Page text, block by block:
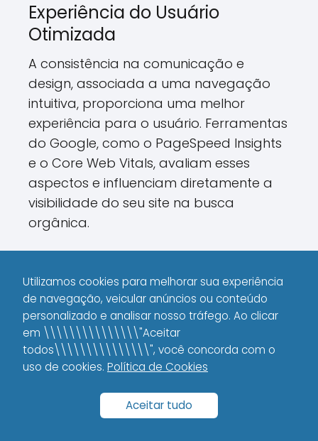
Experiência do Usuário
Otimizada
A consistência na comunicação e
design, associada a uma navegação
intuitiva, proporciona uma melhor
experiência para o usuário. Ferramentas
do Google, como o PageSpeed Insights
e o Core Web Vitals, avaliam esses
aspectos e influenciam diretamente a
visibilidade do seu site na busca
orgânica.
Estratégias para
Potencializar a Compra
do Produto com
Identidade Digital
orgânico e a reputação online, uma
forte Identidade Digital pode ser um
Utilizamos cookies para melhorar sua experiência
de navegação, veicular anúncios ou conteúdo
personalizado e analisar nosso tráfego. Ao clicar
em \\\\\\\\\\\\\\\"Aceitar
todos\\\\\\\\\\\\\\\", você concorda com o
uso de cookies. Política de Cookies
Aceitar tudo